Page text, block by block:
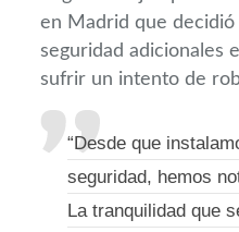
en Madrid que
seguridad adicionales
sufrir un intento de
“Desde que
seguridad, hemos
La tranquilidad que